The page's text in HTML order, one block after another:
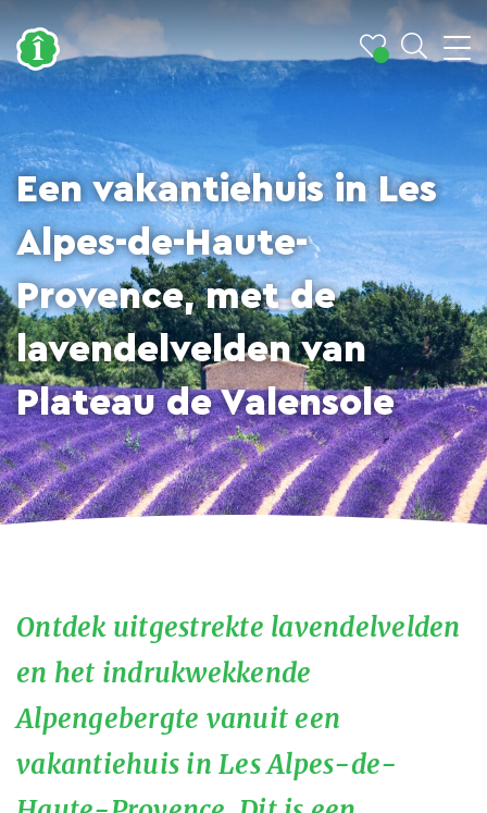
Een vakantiehuis in Les
Alpes-de-Haute-
Provence, met de
lavendelvelden van
Plateau de Valensole
Ontdek uitgestrekte lavendelvelden
en het indrukwekkende
Alpengebergte vanuit een
vakantiehuis in Les Alpes-de-